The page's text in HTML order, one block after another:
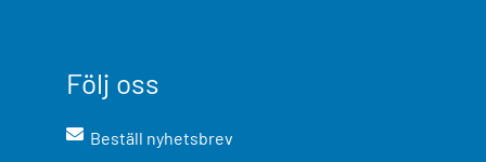
Följ oss
Beställ nyhetsbrev